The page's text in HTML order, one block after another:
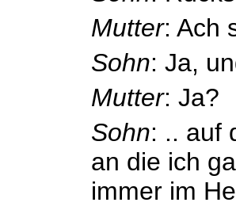
Mutter: Ach
Sohn: Ja,
Mutter: Ja?
Sohn: .. auf
an die ich
immer im